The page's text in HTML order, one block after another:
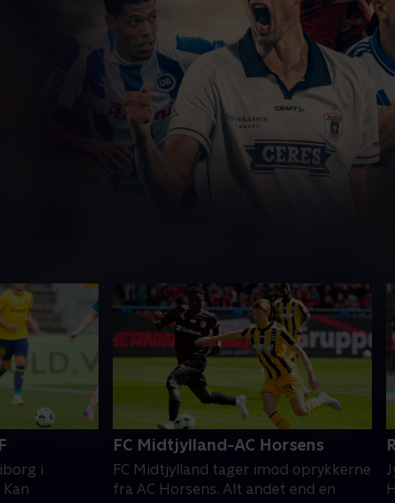
i
FC Midtjylland-AC Horsens
FC Midtjylland tager imod oprykkerne
fra AC Horsens. Alt andet end en